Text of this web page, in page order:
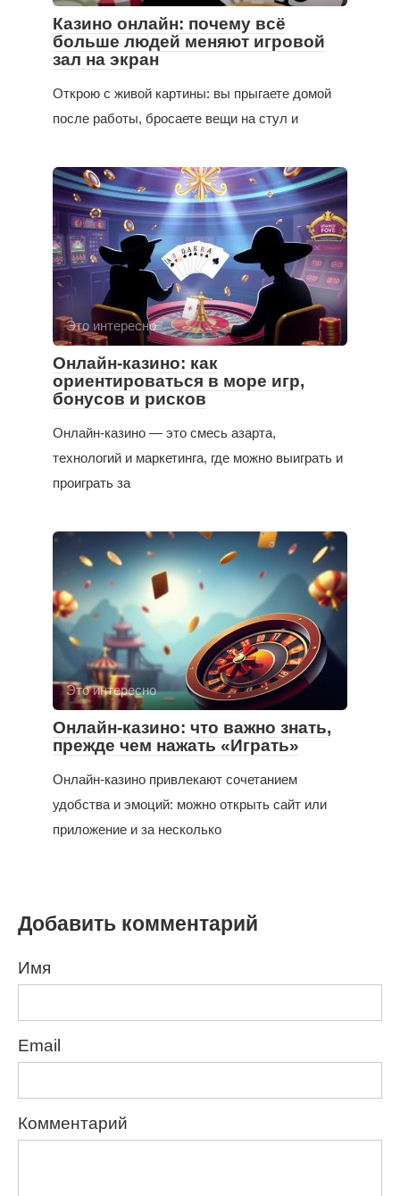
Казино онлайн: почему всё
больше людей меняют игровой
зал на экран
Открою с живой картины: вы прыгаете домой
после работы, бросаете вещи на стул и
Это интересно
Онлайн-казино: как
ориентироваться в море игр,
бонусов и рисков
Онлайн-казино — это смесь азарта,
технологий и маркетинга, где можно выиграть и
проиграть за
Это интересно
Онлайн-казино: что важно знать,
прежде чем нажать «Играть»
Онлайн-казино привлекают сочетанием
удобства и эмоций: можно открыть сайт или
приложение и за несколько
Добавить комментарий
Имя
Email
Комментарий